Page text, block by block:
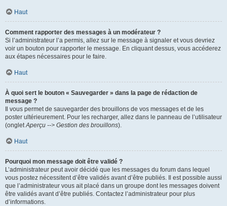
Haut
Comment rapporter des messages à un modérateur ?
Si l’administrateur l’a permis, allez sur le message à signaler et vous devriez
voir un bouton pour rapporter le message. En cliquant dessus, vous accéderez
aux étapes nécessaires pour le faire.
Haut
À quoi sert le bouton « Sauvegarder » dans la page de rédaction de
message ?
Il vous permet de sauvegarder des brouillons de vos messages et de les
poster ultérieurement. Pour les recharger, allez dans le panneau de l’utilisateur
(ongletAperçu --> Gestion des brouillons).
Haut
Pourquoi mon message doit être validé ?
L’administrateur peut avoir décidé que les messages du forum dans lequel
vous postez nécessitent d’être validés avant d’être publiés. Il est possible aussi
que l’administrateur vous ait placé dans un groupe dont les messages doivent
être validés avant d’être publiés. Contactez l’administrateur pour plus
d’informations.